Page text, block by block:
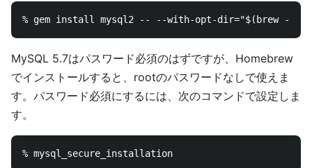
MySQL 5.7はパスワード必須のはずですが、Homebrew
でインストールすると、rootのパスワードなしで使えま
す。パスワード必須にするには、次のコマンドで設定しま
す。